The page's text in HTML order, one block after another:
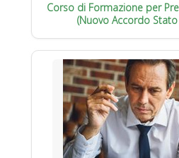
Corso di Formazione per
(Nuovo Accordo Stato